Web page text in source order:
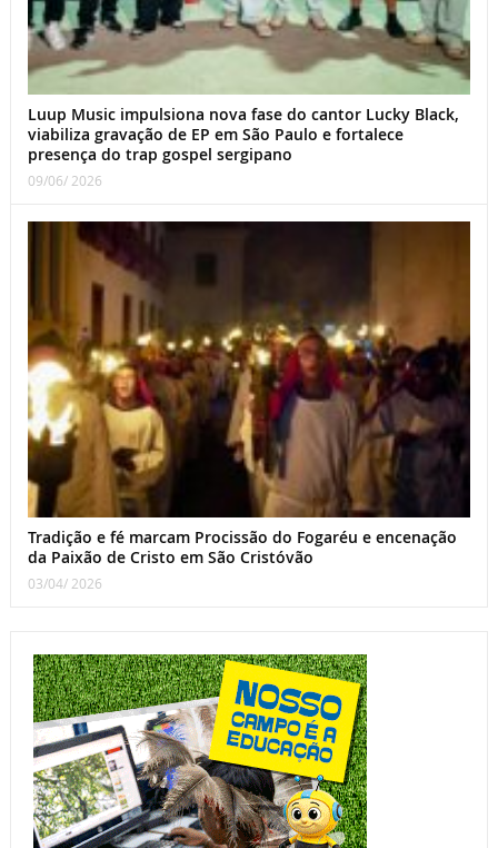
Luup Music impulsiona nova fase do cantor Lucky Black,
viabiliza gravação de EP em São Paulo e fortalece
presença do trap gospel sergipano
09/06/ 2026
Tradição e fé marcam Procissão do Fogaréu e encenação
da Paixão de Cristo em São Cristóvão
03/04/ 2026